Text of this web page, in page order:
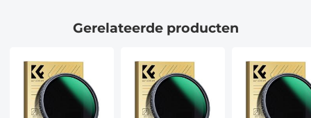
bezorgd vóór 12
augustus
Gerelateerde producten